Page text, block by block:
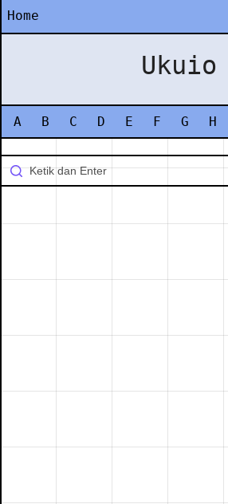
Home
Ukuio
A B C D E F G H